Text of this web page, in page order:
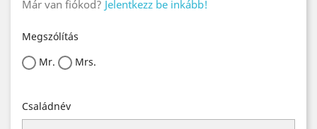
Már van fiókod? Jelentkezz be inkább!
Megszólítás
Mr.
Mrs.
Családnév